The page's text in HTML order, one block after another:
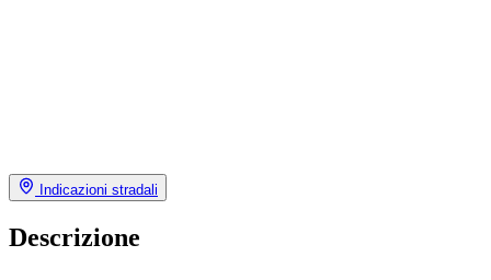
Indicazioni stradali
Descrizione